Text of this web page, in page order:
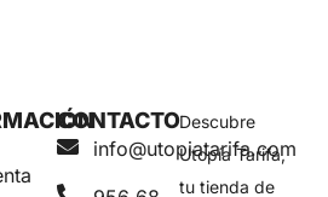
Descubre
Utopía Tarifa,
tu tienda de
CONTACTO
info@utopiatarifa.com